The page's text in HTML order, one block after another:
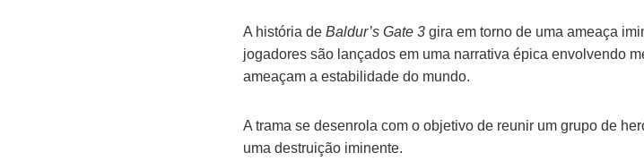
A história de Baldur’s Gate 3gira em torno de uma ameaça
jogadores são lançados em uma narrativa épica envolvendo
ameaçam a estabilidade do mundo.
A trama se desenrola com o objetivo de reunir um grupo de
uma destruição iminente.